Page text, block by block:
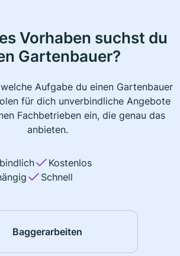
Vorhaben suchst du
Gartenbauer?
Aufgabe du einen Gartenbauer
für dich unverbindliche Angebote
Fachbetrieben ein, die genau das
anbieten.
Kostenlos
Schnell
Baggerarbeiten